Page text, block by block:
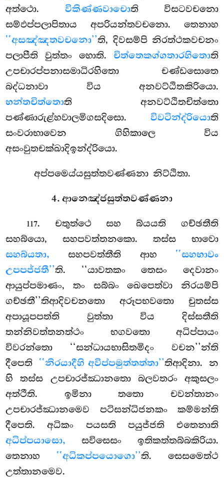
අත්ථො. විකිණ්ණවාචොති විසටවචනො
සම්ඵප්පලාපිතාය අපරියන්තවචනො. තෙනාහ
‘‘අසඤ්ඤතවචනො’’ති, දිවසම්පි නිරත්ථකවචනං
පලාපීති වුත්තං හොති. චිත්තෙකග්ගතාරහිතොති
උපචාරප්පනාසමාධිරහිතො චණ්ඩසොතෙ
බද්ධනාවා විය අනවට්ඨිතකිරියො.
භන්තචිත්තොති අනවට්ඨිතචිත්තො
පණ්ණාරුළ්හවාලමිගසදිසො. විවටින්ද්රියොති
සංවරාභාවෙන ගිහිකාලෙ විය
අසංවුතචක්ඛාදිඉන්ද්රියො.
අප්පමෙය්යසුත්තවණ්ණනා නිට්ඨිතා.
4. ආනෙඤ්ජසුත්තවණ්ණනා
117. චතුත්ථෙ සහ බ්යයති ගච්ඡතීති
සහබ්යො, සහපවත්තනකො. තස්ස භාවො
සහබ්යතා, සහපවත්තීති ආහ ‘‘සහභාවං
උපපජ්ජතී’’ති. ‘‘යාවතකං තෙසං දෙවානං
ආයුප්පමාණං, තං සබ්බං ඛෙපෙත්වා නිරයම්පි
ගච්ඡතී’’තිආදිවචනතො අරූපභවතො චුතස්ස
අපායූපපත්ති වුත්තා විය දිස්සතීති
තන්නිවත්තනත්ථං භගවතො අධිප්පායං
විවරන්තො ‘‘සන්ධායභාසිතමිදං වචන’’න්ති
දීපෙති ‘‘නිරයාදීහි අවිප්පමුත්තත්තා’’තිආදිනා. න
හි තස්ස උපචාරජ්ඣානතො බලවතරං අකුසලං
අත්ථීති. ඉමිනා තතො චවන්තානං
උපචාරජ්ඣානමෙව පටිසන්ධිජනකං කම්මන්ති
දීපෙති. අධිකං පයසති පයුජ්ජති එතෙනාති
අධිප්පයාසො, සවිසෙසං ඉතිකත්තබ්බකිරියා.
තෙනාහ ‘‘අධිකප්පයොගො’’ති. සෙසමෙත්ථ
උත්තානමෙව.